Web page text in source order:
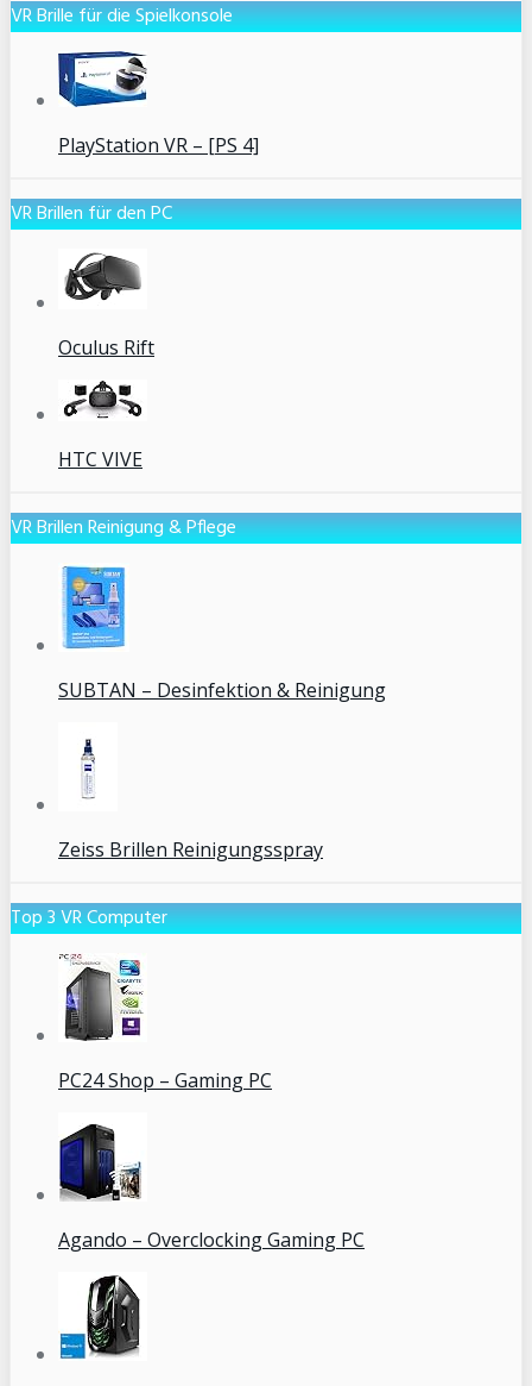
VR Brille für die Spielkonsole
PlayStation VR – [PS 4]
VR Brillen für den PC
Oculus Rift
HTC VIVE
VR Brillen Reinigung & Pflege
SUBTAN – Desinfektion & Reinigung
Zeiss Brillen Reinigungsspray
Top 3 VR Computer
PC24 Shop – Gaming PC
Agando – Overclocking Gaming PC